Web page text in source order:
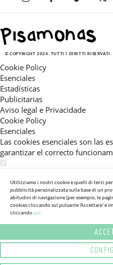
© COPYRIGHT 2024. TUTTI I DIRITTI RISERVATI.
Cookie Policy
Esenciales
Estadísticas
Publicitarias
Aviso legal e Privacidade
Cookie Policy
Esenciales
Las cookies esenciales son las
garantizar el correcto
Estas cookies nos permiten
adaptada a su navegación
personalizadas, énfasis en
consultadas, etc).Al activar
más su experiencia.
Publicitarias
Estas cookies permiten a
Utilizziamo i nostri cookie e quelli di terzi
pubblicità personalizzata sulla base di un
abitudini di navigazione (per esempio, le
cookies cliccando sul pulsante 'Accettare' e
cliccandoqui.